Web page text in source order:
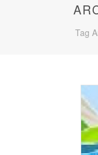
Tag